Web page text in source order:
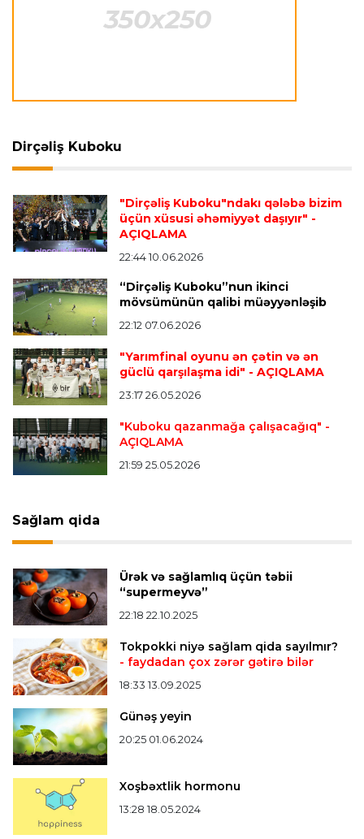
Neapolda Maradonanın adını daşıyan yeni
stadion tikiləcək
"Reyncers" uduzdu, ÇSKA-dan inamlı qələbə
Transfer
İngiltərə P.L. 23:14 06.08.2026
Alexandre Pato İngiltərə klubunun prezidenti
Transfer 23:08 06.08.2026
"Qalatasaray" Leaunun alternativini "Arsenal"da
tapdı
Offside 23:04 06.08.2026
Çimərlik voleybolu üzrə ölkə çempionatında
finalçılar müəyyənləşdi
Konfrans liqası
"Qarabağ" "Dinamo"ya minimal hesabla uduzdu
Bütün xəbərlər >>>
Dirçəliş Kuboku
"Dirçəliş Kuboku"ndakı qələbə bizim
üçün xüsusi əhəmiyyət daşıyır" -
AÇIQLAMA
22:44 10.06.2026
“Dirçəliş Kuboku”nun ikinci
mövsümünün qalibi müəyyənləşib
22:12 07.06.2026
"Yarımfinal oyunu ən çətin və ən
güclü qarşılaşma idi" - AÇIQLAMA
23:17 26.05.2026
"Kuboku qazanmağa çalışacağıq" -
AÇIQLAMA
21:59 25.05.2026
Sağlam qida
Ürək və sağlamlıq üçün təbii
“supermeyvə”
22:18 22.10.2025
Tokpokki niyə sağlam qida sayılmır?
- faydadan çox zərər gətirə bilər
18:33 13.09.2025
Günəş yeyin
20:25 01.06.2024
Xoşbəxtlik hormonu
13:28 18.05.2024